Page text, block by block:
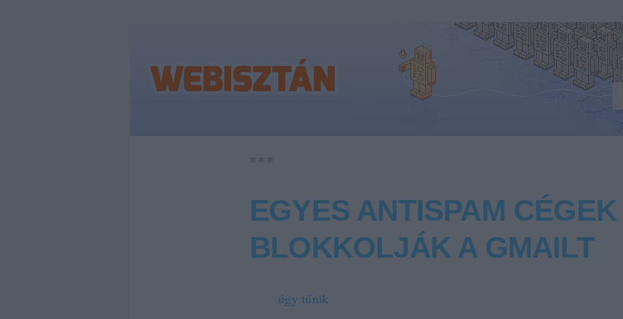
EGYES ANTISPAM CÉGEK
BLOKKOLJÁK A GMAILT
úgy tűnik